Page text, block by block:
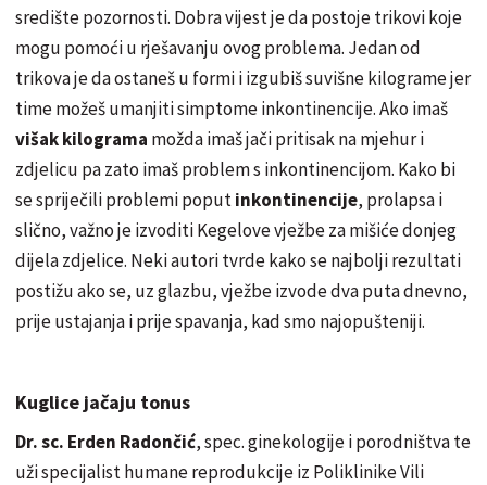
središte pozornosti. Dobra vijest je da postoje trikovi koje
mogu pomoći u rješavanju ovog problema. Jedan od
trikova je da ostaneš u formi i izgubiš suvišne kilograme jer
time možeš umanjiti simptome inkontinencije. Ako imaš
višak kilograma možda imaš jači pritisak na mjehur i
zdjelicu pa zato imaš problem s inkontinencijom. Kako bi
se spriječili problemi poputinkontinencije, prolapsa i
slično, važno je izvoditi Kegelove vježbe za mišiće donjeg
dijela zdjelice. Neki autori tvrde kako se najbolji rezultati
postižu ako se, uz glazbu, vježbe izvode dva puta dnevno,
prije ustajanja i prije spavanja, kad smo najopušteniji.
Kuglice jačaju tonus
Dr. sc. Erden Radončić, spec. ginekologije i porodništva te
uži specijalist humane reprodukcije iz Poliklinike Vili